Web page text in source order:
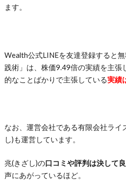
ます。
Wealth公式LINEを友達登録すると
践術」は、株価9.49倍の実績を主張
的なことばかりで主張している実績
なお、運営会社である有限会社ライ
し)も運営しています。
兆(きざし)の口コミや評判は決して
声にあがっているほど。